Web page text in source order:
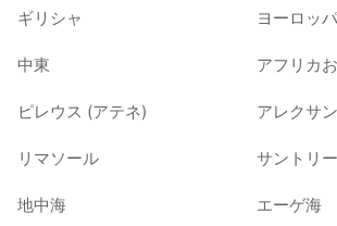
ギリシャ ヨーロッパ
中東 アフリカ
ピレウス (アテネ) アレクサ
リマソール サントリ
地中海 エーゲ海